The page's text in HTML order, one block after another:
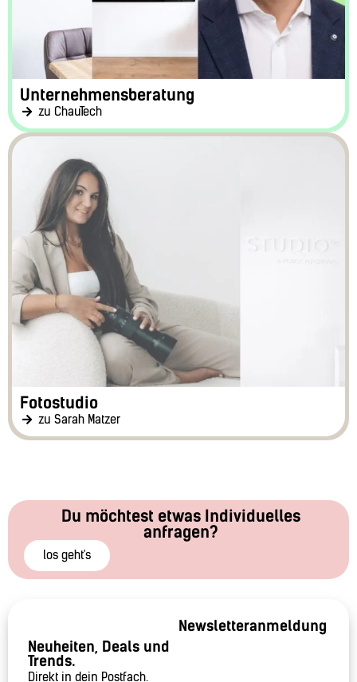
Unternehmensberatung
zu ChauTech
Fotostudio
zu Sarah Matzer
Du möchtest etwas Individuelles
anfragen?
los geht's
Neuheiten, Deals und
Trends.
Direkt in dein Postfach.
Newsletteranmeldung